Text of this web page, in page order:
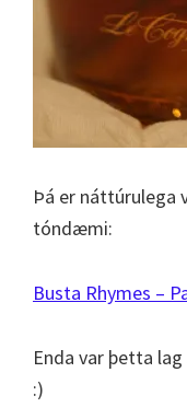
Þá er náttúrulega
tóndæmi:
Busta Rhymes –
Enda var þetta
:)